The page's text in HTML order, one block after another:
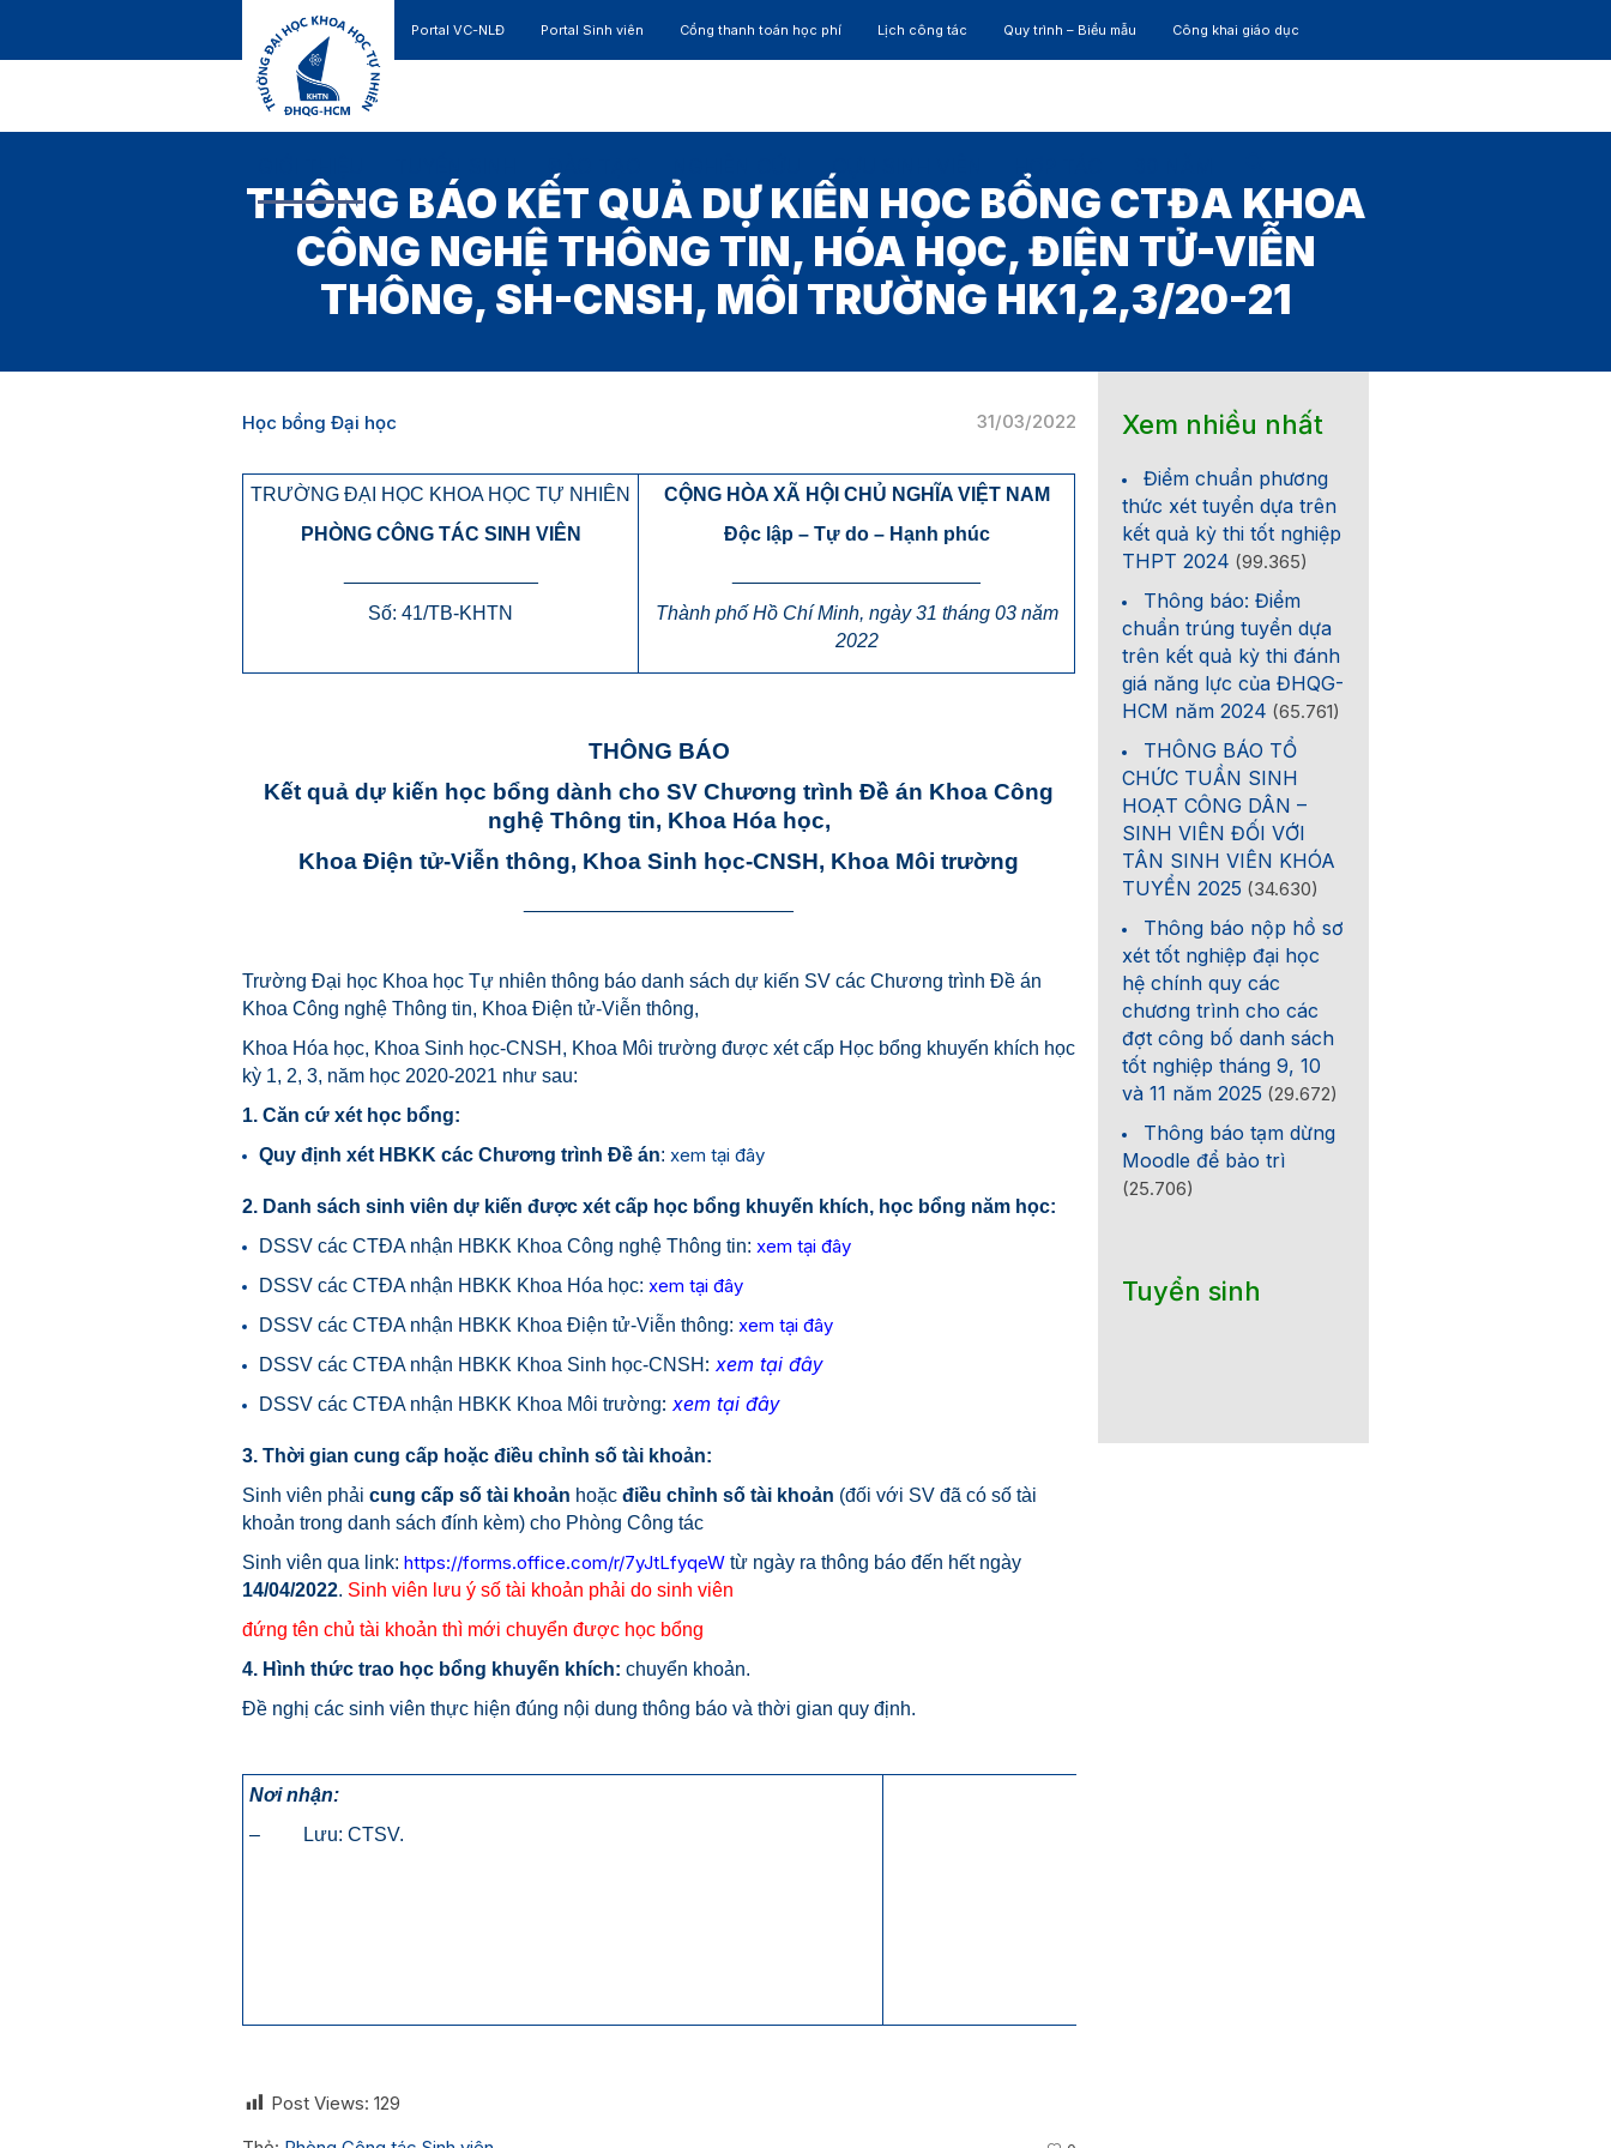
Portal VC-NLĐ Portal Sinh viên Cổng thanh toán học phí Lịch công tác Quy trình – Biểu mẫu Công khai giáo dục
THÔNG BÁO KẾT QUẢ DỰ KIẾN HỌC BỔNG CTĐA KHOA
CÔNG NGHỆ THÔNG TIN, HÓA HỌC, ĐIỆN TỬ-VIỄN
THÔNG, SH-CNSH, MÔI TRƯỜNG HK1,2,3/20-21
31/03/2022
Học bổng Đại học
TRƯỜNG ĐẠI HỌC KHOA HỌC TỰ NHIÊN
PHÒNG CÔNG TÁC SINH VIÊN
Số: 41/TB-KHTN
CỘNG HÒA XÃ HỘI CHỦ NGHĨA VIỆT NAM
Độc lập – Tự do – Hạnh phúc
Thành phố Hồ Chí Minh, ngày 31 tháng 03 năm
2022
THÔNG BÁO
Kết quả dự kiến học bổng dành cho SV Chương trình Đề án Khoa Công
nghệ Thông tin, Khoa Hóa học,
Khoa Điện tử-Viễn thông, Khoa Sinh học-CNSH, Khoa Môi trường
Trường Đại học Khoa học Tự nhiên thông báo danh sách dự kiến SV các Chương trình Đề án
Khoa Công nghệ Thông tin, Khoa Điện tử-Viễn thông,
Khoa Hóa học, Khoa Sinh học-CNSH, Khoa Môi trường được xét cấp Học bổng khuyến khích học
kỳ 1, 2, 3, năm học 2020-2021 như sau:
1. Căn cứ xét học bổng:
Quy định xét HBKK các Chương trình Đề án: xem tại đây
2. Danh sách sinh viên dự kiến được xét cấp học bổng khuyến khích, học bổng năm học:
DSSV các CTĐA nhận HBKK Khoa Công nghệ Thông tin: xem tại đây
DSSV các CTĐA nhận HBKK Khoa Hóa học: xem tại đây
DSSV các CTĐA nhận HBKK Khoa Điện tử-Viễn thông: xem tại đây
DSSV các CTĐA nhận HBKK Khoa Sinh học-CNSH : xem tại đây
DSSV các CTĐA nhận HBKK Khoa Môi trường: xem tại đây
3. Thời gian cung cấp hoặc điều chỉnh số tài khoản:
Sinh viên phải cung cấp số tài khoản hoặc điều chỉnh số tài khoản (đối với SV đã có số tài
khoản trong danh sách đính kèm) cho Phòng Công tác
Sinh viên qua link: https://forms.office.com/r/7yJtLfyqeW từ ngày ra thông báo đến hết ngày
14/04/2022. Sinh viên lưu ý số tài khoản phải do sinh viên
đứng tên chủ tài khoản thì mới chuyển được học bổng
4. Hình thức trao học bổng khuyến khích: chuyển khoản.
Đề nghị các sinh viên thực hiện đúng nội dung thông báo và thời gian quy định.
Nơi nhận:
– Lưu: CTSV.
Post Views: 129
Xem nhiều nhất
Điểm chuẩn phương
thức xét tuyển dựa trên
kết quả kỳ thi tốt nghiệp
THPT 2024 (99.365)
Thông báo: Điểm
chuẩn trúng tuyển dựa
trên kết quả kỳ thi đánh
giá năng lực của ĐHQG-
HCM năm 2024 (65.761)
THÔNG BÁO TỔ
CHỨC TUẦN SINH
HOẠT CÔNG DÂN –
SINH VIÊN ĐỐI VỚI
TÂN SINH VIÊN KHÓA
TUYỂN 2025 (34.630)
Thông báo nộp hồ sơ
xét tốt nghiệp đại học
hệ chính quy các
chương trình cho các
đợt công bố danh sách
tốt nghiệp tháng 9, 10
và 11 năm 2025 (29.672)
Thông báo tạm dừng
Moodle để bảo trì
(25.706)
Tuyển sinh